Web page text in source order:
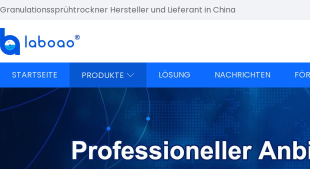
Granulationssprühtrockner Hersteller und Lieferant in China
STARTSEITE PRODUKTE  LÖSUNG NACHRICHTEN